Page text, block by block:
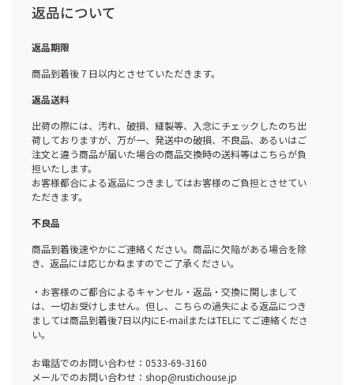
返品について
返品期限
商品到着後７日以内とさせていただきます。
返品送料
出荷の際には、汚れ、破損、縫製等、入念にチェックしたのち出
荷しておりますが、万が一、発送中の破損、不良品、あるいはご
注文と違う商品が届いた場合の商品交換時の送料等はこちらが負
担いたします。
お客様都合による返品につきましてはお客様のご負担とさせてい
ただきます。
不良品
商品到着後速やかにご連絡ください。商品に欠陥がある場合を除
き、返品には応じかねますのでご了承ください。
・お客様のご都合によるキャンセル・返品・交換に関しまして
は、一切お受けしません。但し、こちらの過失による返品につき
ましては商品到着後7日以内にE-mailまたはTELにてご連絡くださ
い。
お電話でのお問い合わせ：0533-69-3160
メールでのお問い合わせ：shop@rustichouse.jp